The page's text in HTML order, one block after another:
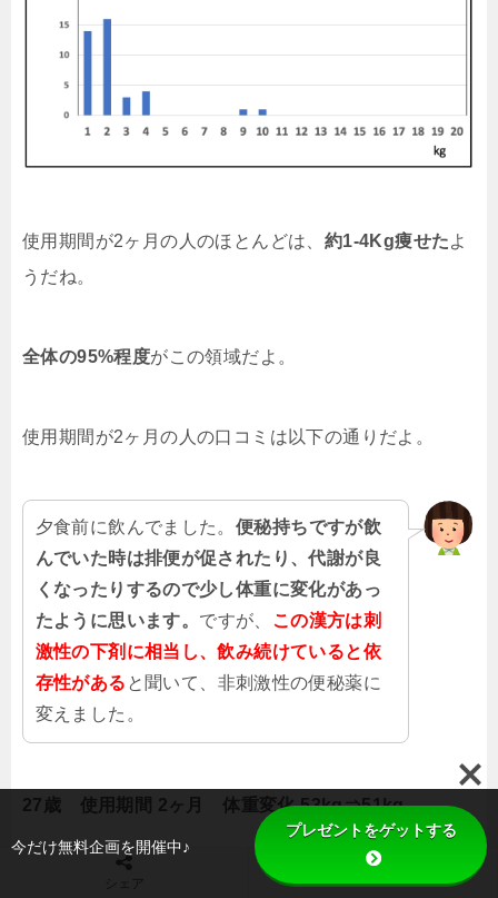
使用期間が2ヶ月の人のほとんどは、 約1-4Kg痩せたよ
うだね。
全体の95%程度がこの領域だよ。
使用期間が2ヶ月の人の口コミは以下の通りだよ。
夕食前に飲んでました。 便秘持ちですが飲
んでいた時は排便が促されたり、代謝が良
くなったりするので少し体重に変化があっ
たように思います。 ですが、 この漢方は刺
激性の下剤に相当し、飲み続けていると依
存性がある と聞いて、非刺激性の便秘薬に
変えました。
27歳 使用期間 2ヶ月 体重変化53kg⇒51kg
シェア TOPへ
今だけ無料企画を開催中♪
プレゼントをゲットする